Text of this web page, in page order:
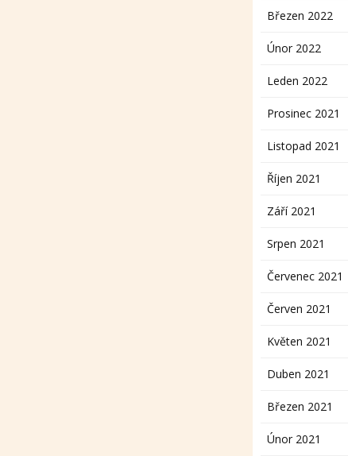
Březen 2022
Únor 2022
Leden 2022
Prosinec 2021
Listopad 2021
Říjen 2021
Září 2021
Srpen 2021
Červenec 2021
Červen 2021
Květen 2021
Duben 2021
Březen 2021
Únor 2021